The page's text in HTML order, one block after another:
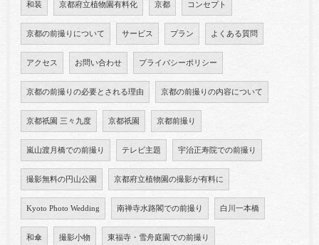
和装 京都府立植物園有料化 京都 コンセプト
京都の前撮りについて サービス プラン よくある質問
アクセス お問い合わせ プライバシーポリシー
京都の前撮りの必要とされる理由 京都の前撮りの内容について
京都祇園 三々九度 京都祇園 京都前撮り
嵐山渡月橋での前撮り テレビ主題 宇治正寿院での前撮り
撮影無料の円山公園 京都府立植物園の撮影が有料に
Kyoto Photo Wedding 南禅寺水路閣での前撮り 白川一本橋
和傘 撮影小物 東福寺・雪舟庭園での前撮り